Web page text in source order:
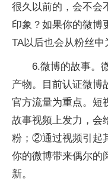
很久以前的，会不会
印象？如果你的微博
TA以后也会从粉丝中
6.微博的故事。
产物。目前认证微博
官方流量为重点。短
故事视频上发力，
粉；②通过视频引起
你的微博带来偶尔的
新。